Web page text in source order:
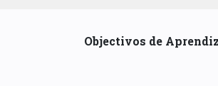
Objectivos de